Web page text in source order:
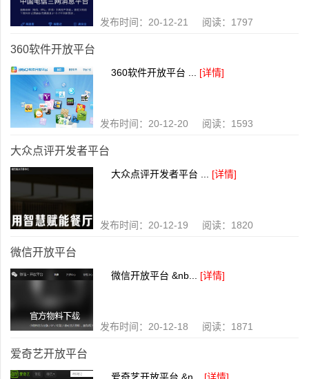
发布时间：20-12-21 阅读：1797
360软件开放平台
360软件开放平台 ... [详情]
发布时间：20-12-20 阅读：1593
大众点评开发者平台
大众点评开发者平台 ... [详情]
发布时间：20-12-19 阅读：1820
微信开放平台
微信开放平台 &nb... [详情]
发布时间：20-12-18 阅读：1871
爱奇艺开放平台